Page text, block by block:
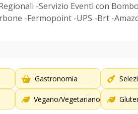
-Servizio Eventi con
-Fermopoint -UPS -Brt -
Gastronomia
Vegano/Vegetariano